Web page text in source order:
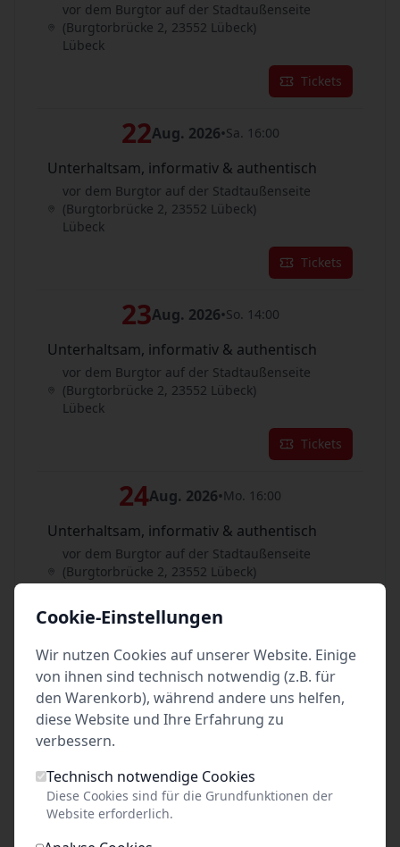
vor dem Burgtor auf der Stadtaußenseite
(Burgtorbrücke 2, 23552 Lübeck)
Lübeck
Tickets
22Aug. 2026•Sa. 16:00
Unterhaltsam, informativ & authentisch
vor dem Burgtor auf der Stadtaußenseite
(Burgtorbrücke 2, 23552 Lübeck)
Lübeck
Tickets
23Aug. 2026•So. 14:00
Unterhaltsam, informativ & authentisch
vor dem Burgtor auf der Stadtaußenseite
(Burgtorbrücke 2, 23552 Lübeck)
Lübeck
Tickets
24Aug. 2026•Mo. 16:00
Unterhaltsam, informativ & authentisch
vor dem Burgtor auf der Stadtaußenseite
(Burgtorbrücke 2, 23552 Lübeck)
Lübeck
25Aug. 2026•Di. 16:00
Unterhaltsam, informativ & authentisch
vor dem Burgtor auf der Stadtaußenseite
Lübeck
Tickets
Cookie-Einstellungen
Wir nutzen Cookies auf unserer Website. Einige
von ihnen sind technisch notwendig (z.B. für
den Warenkorb), während andere uns helfen,
diese Website und Ihre Erfahrung zu
verbessern.
Technisch notwendige Cookies
Diese Cookies sind für die Grundfunktionen der
Website erforderlich.